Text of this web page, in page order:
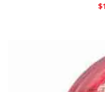
$